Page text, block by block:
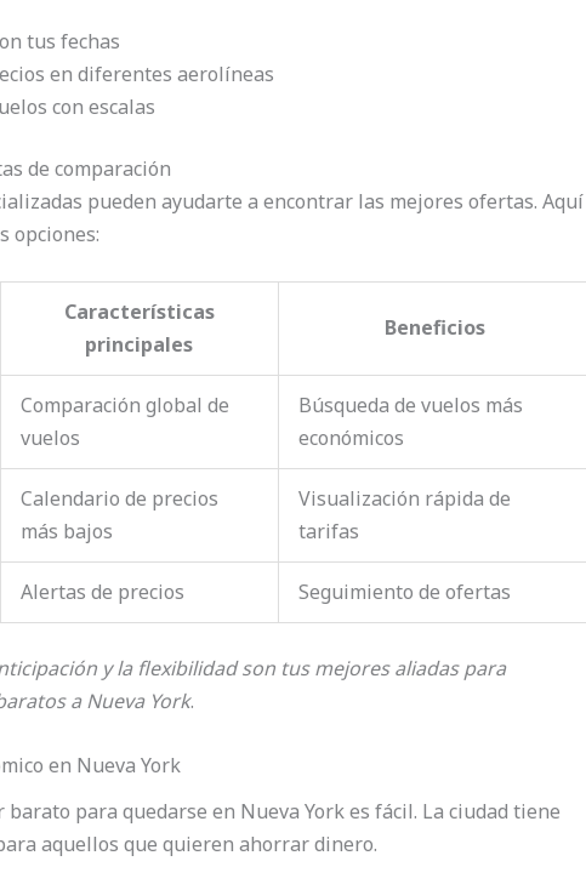
tus fechas
en diferentes aerolíneas
con escalas
de comparación
pueden ayudarte a encontrar las mejores ofertas. Aquí
opciones:
Características
principales
Beneficios
Comparación global de
vuelos
Búsqueda de vuelos más
económicos
Calendario de precios
más bajos
Visualización rápida de
tarifas
Alertas de precios Seguimiento de ofertas
y la flexibilidad son tus mejores aliadas para
a Nueva York.
en Nueva York
para quedarse en Nueva York es fácil. La ciudad tiene
aquellos que quieren ahorrar dinero.